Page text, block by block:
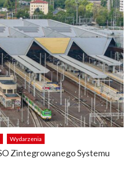
Wydarzenia
Zintegrowanego Systemu